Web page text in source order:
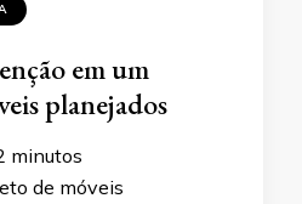
em um
planejados
minutos
de móveis